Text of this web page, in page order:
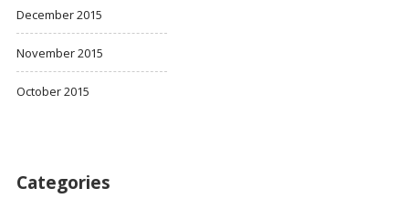
December 2015
November 2015
October 2015
Categories